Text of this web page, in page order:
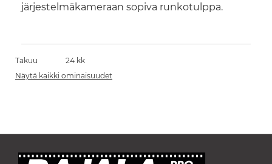
järjestelmäkameraan sopiva runkotulppa.
Takuu
24 kk
Näytä kaikki ominaisuudet